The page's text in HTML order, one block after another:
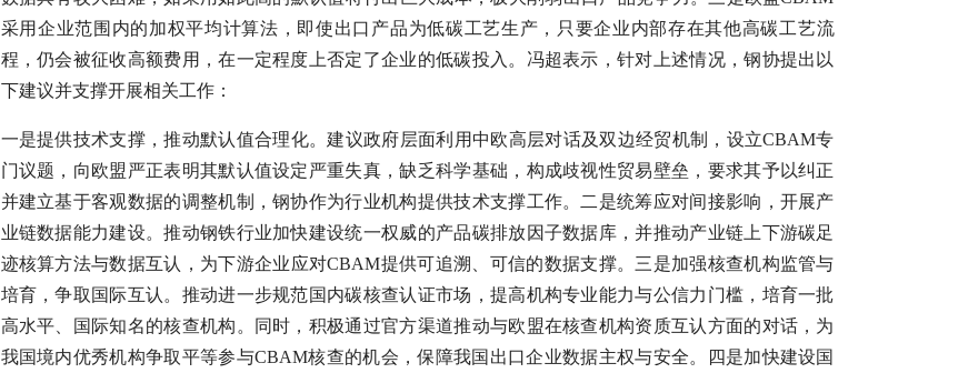
采用企业范围内的加权平均计算法，即使出口产品为低碳工艺生产，只要企业内部存在其他高碳工艺流
程，仍会被征收高额费用，在一定程度上否定了企业的低碳投入。冯超表示，针对上述情况，钢协提出以
下建议并支撑开展相关工作：
一是提供技术支撑，推动默认值合理化。建议政府层面利用中欧高层对话及双边经贸机制，设立CBAM专
门议题，向欧盟严正表明其默认值设定严重失真，缺乏科学基础，构成歧视性贸易壁垒，要求其予以纠正
并建立基于客观数据的调整机制，钢协作为行业机构提供技术支撑工作。二是统筹应对间接影响，开展产
业链数据能力建设。推动钢铁行业加快建设统一权威的产品碳排放因子数据库，并推动产业链上下游碳足
迹核算方法与数据互认，为下游企业应对CBAM提供可追溯、可信的数据支撑。三是加强核查机构监管与
培育，争取国际互认。推动进一步规范国内碳核查认证市场，提高机构专业能力与公信力门槛，培育一批
高水平、国际知名的核查机构。同时，积极通过官方渠道推动与欧盟在核查机构资质互认方面的对话，为
我国境内优秀机构争取平等参与CBAM核查的机会，保障我国出口企业数据主权与安全。四是加快建设国